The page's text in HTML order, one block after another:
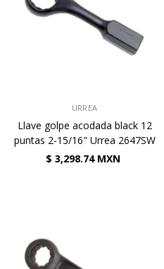
URREA
Llave golpe acodada black 12
puntas 2-15/16" Urrea 2647SW
$ 3,298.74 MXN